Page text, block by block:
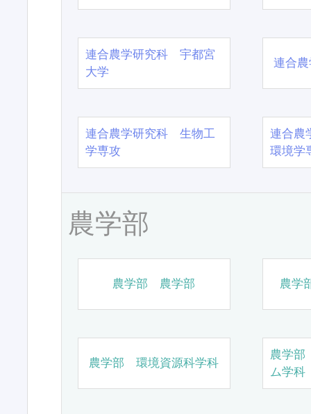
連合農学研究科 宇都宮
大学
連合
連合農学研究科 生物工
学専攻
連合農
環境学
農学部
農学部 農学部 農学
農学部 環境資源科学科
農学
ム学科